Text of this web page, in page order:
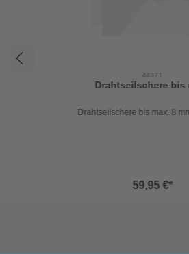
44371
Drahtseilschere bis
Drahtseilschere bis max. 8
59,95 €*